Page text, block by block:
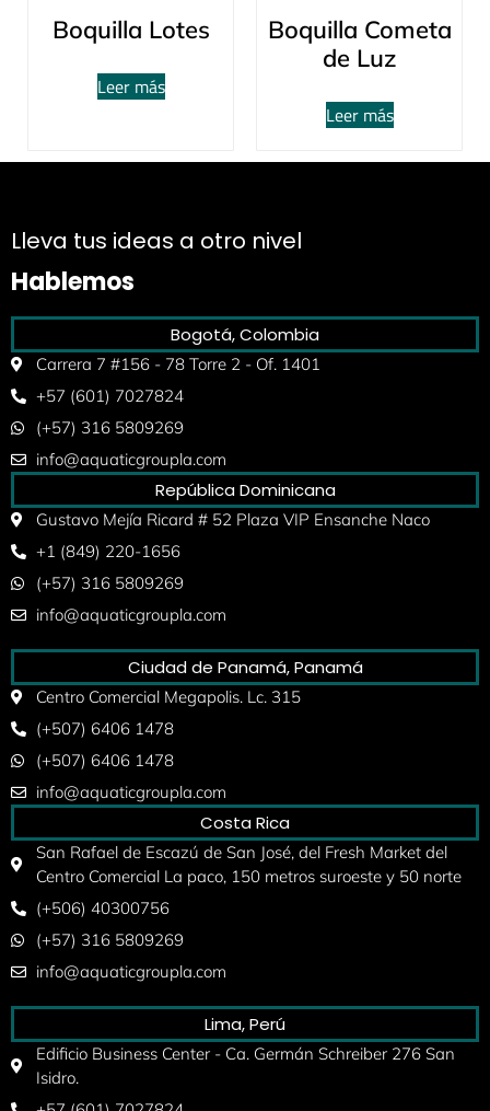
Boquilla Lotes
Leer más
Boquilla Cometa
de Luz
Leer más
Lleva tus ideas a otro nivel
Hablemos
Bogotá, Colombia
Carrera 7 #156 - 78 Torre 2 - Of. 1401
+57 (601) 7027824
(+57) 316 5809269
info@aquaticgroupla.com
República Dominicana
Gustavo Mejía Ricard # 52 Plaza VIP Ensanche Naco
+1 (849) 220-1656
(+57) 316 5809269
info@aquaticgroupla.com
Ciudad de Panamá, Panamá
Centro Comercial Megapolis. Lc. 315
(+507) 6406 1478
(+507) 6406 1478
info@aquaticgroupla.com
Costa Rica
San Rafael de Escazú de San José, del Fresh Market del
Centro Comercial La paco, 150 metros suroeste y 50 norte
(+506) 40300756
(+57) 316 5809269
info@aquaticgroupla.com
Lima, Perú
Edificio Business Center - Ca. Germán Schreiber 276 San
Isidro.